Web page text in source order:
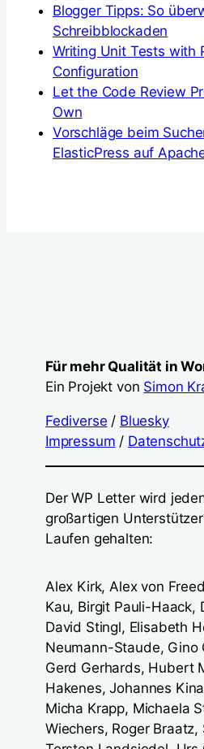
Blogger Tipps: So
Schreibblockaden
Writing Unit Tests with
Configuration
Let the Code Review
Own
Vorschläge beim
ElasticPress auf
Für mehr Qualität in
Ein Projekt von Simon
Fediverse / Bluesky
Impressum /
Der WP Letter wird
großartigen
Laufen gehalten:
Alex Kirk, Alex von
Kau, Birgit Pauli-Haack,
David Stingl, Elisabeth
Neumann-Staude, Gino
Gerd Gerhards, Hubert
Hakenes, Johannes
Micha Krapp, Michaela
Wiechers, Roger Braatz,